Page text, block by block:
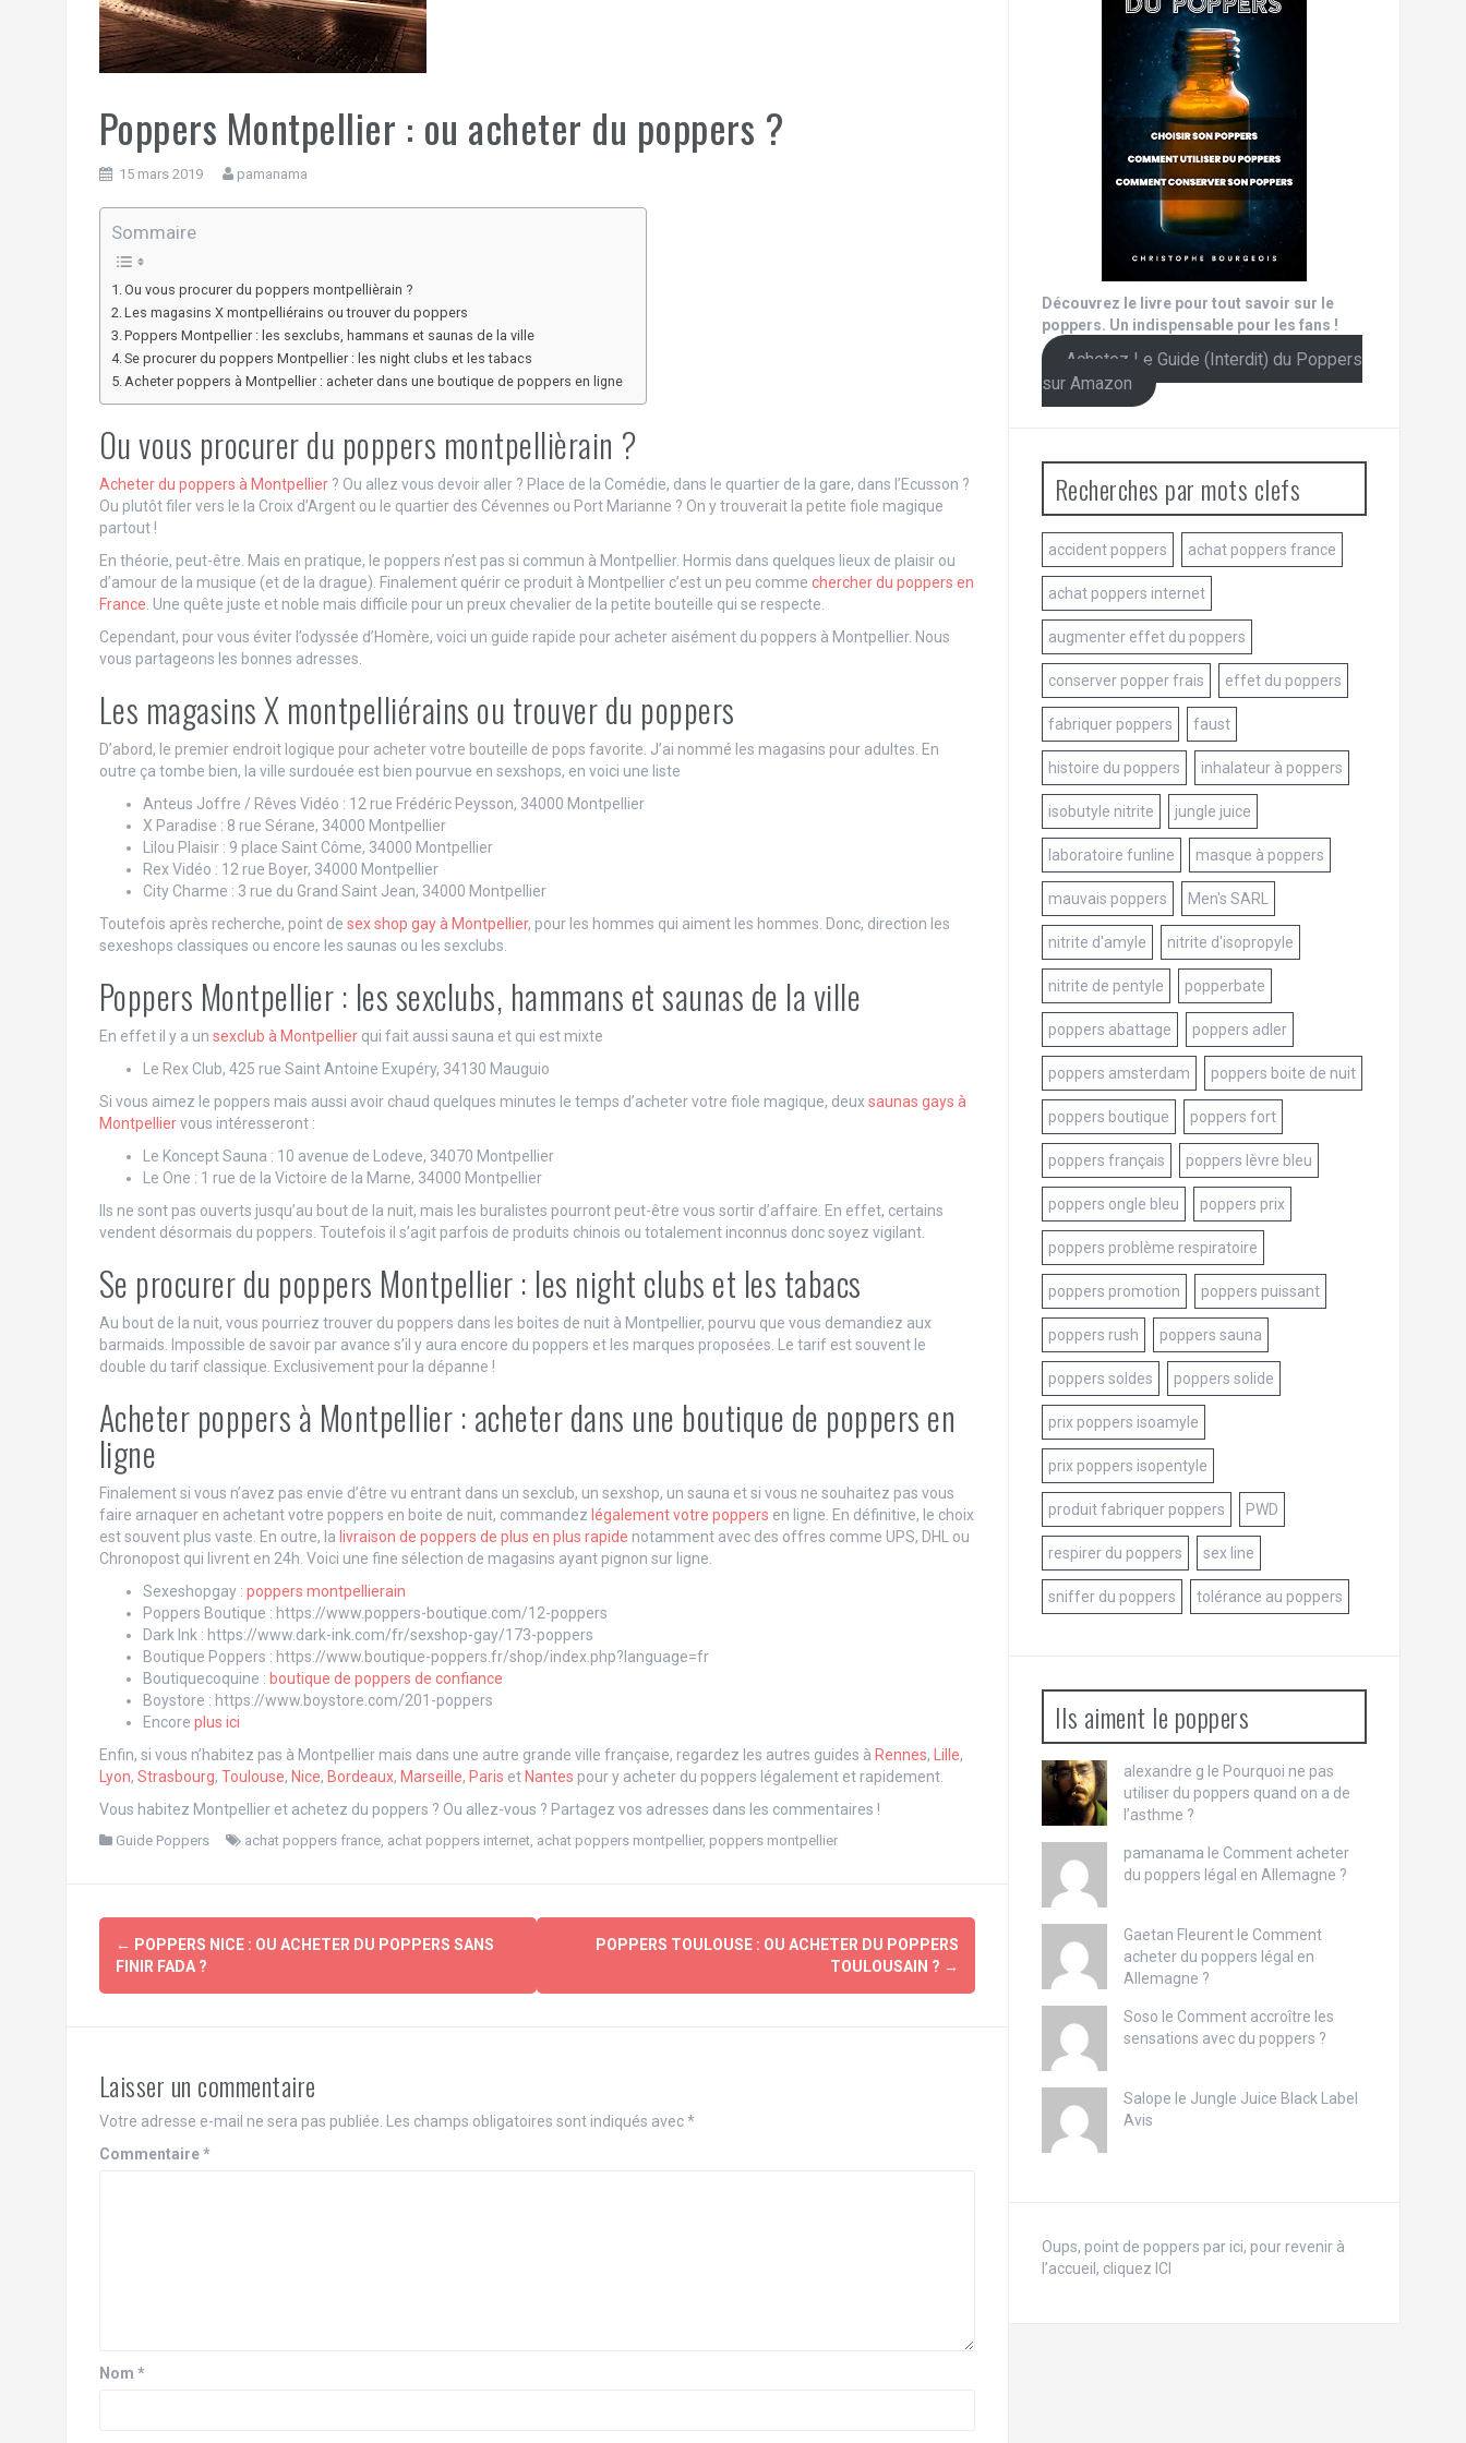
Poppers Montpellier : ou acheter du poppers ?
15 mars 2019 pamanama
Sommaire
Ou vous procurer du poppers montpellièrain ?
Les magasins X montpelliérains ou trouver du poppers
Poppers Montpellier : les sexclubs, hammans et saunas de la ville
Se procurer du poppers Montpellier : les night clubs et les tabacs
Acheter poppers à Montpellier : acheter dans une boutique de poppers en ligne
Ou vous procurer du poppers montpellièrain ?
Acheter du poppers à Montpellier? Ou allez vous devoir aller ? Place de la Comédie, dans le quartier de la gare, dans l’Ecusson ?
Ou plutôt filer vers le la Croix d’Argent ou le quartier des Cévennes ou Port Marianne ? On y trouverait la petite fiole magique
partout !
En théorie, peut-être. Mais en pratique, le poppers n’est pas si commun à Montpellier. Hormis dans quelques lieux de plaisir ou
d’amour de la musique (et de la drague). Finalement quérir ce produit à Montpellier c’est un peu comme chercher du poppers en
France . Une quête juste et noble mais difficile pour un preux chevalier de la petite bouteille qui se respecte.
Cependant, pour vous éviter l’odyssée d’Homère, voici un guide rapide pour acheter aisément du poppers à Montpellier. Nous
vous partageons les bonnes adresses.
Les magasins X montpelliérains ou trouver du poppers
D’abord, le premier endroit logique pour acheter votre bouteille de pops favorite. J’ai nommé les magasins pour adultes. En
outre ça tombe bien, la ville surdouée est bien pourvue en sexshops, en voici une liste
Anteus Joffre / Rêves Vidéo : 12 rue Frédéric Peysson, 34000 Montpellier
X Paradise : 8 rue Sérane, 34000 Montpellier
Lilou Plaisir : 9 place Saint Côme, 34000 Montpellier
Rex Vidéo : 12 rue Boyer, 34000 Montpellier
City Charme : 3 rue du Grand Saint Jean, 34000 Montpellier
Toutefois après recherche, point de sex shop gay à Montpellier, pour les hommes qui aiment les hommes. Donc, direction les
sexeshops classiques ou encore les saunas ou les sexclubs.
Poppers Montpellier : les sexclubs, hammans et saunas de la ville
En effet il y a un sexclub à Montpellierqui fait aussi sauna et qui est mixte
Le Rex Club, 425 rue Saint Antoine Exupéry, 34130 Mauguio
Si vous aimez le poppers mais aussi avoir chaud quelques minutes le temps d’acheter votre fiole magique, deuxsaunas gays à
Montpelliervous intéresseront :
Le Koncept Sauna : 10 avenue de Lodeve, 34070 Montpellier
Le One : 1 rue de la Victoire de la Marne, 34000 Montpellier
Ils ne sont pas ouverts jusqu’au bout de la nuit, mais les buralistes pourront peut-être vous sortir d’affaire. En effet, certains
vendent désormais du poppers. Toutefois il s’agit parfois de produits chinois ou totalement inconnus donc soyez vigilant.
Se procurer du poppers Montpellier : les night clubs et les tabacs
Au bout de la nuit, vous pourriez trouver du poppers dans les boites de nuit à Montpellier, pourvu que vous demandiez aux
barmaids. Impossible de savoir par avance s’il y aura encore du poppers et les marques proposées. Le tarif est souvent le
double du tarif classique. Exclusivement pour la dépanne !
Acheter poppers à Montpellier : acheter dans une boutique de poppers en
ligne
Finalement si vous n’avez pas envie d’être vu entrant dans un sexclub, un sexshop, un sauna et si vous ne souhaitez pas vous
faire arnaquer en achetant votre poppers en boite de nuit, commandez légalement votre poppers en ligne. En définitive, le choix
est souvent plus vaste. En outre, la livraison de poppers de plus en plus rapide notamment avec des offres comme UPS, DHL ou
Chronopost qui livrent en 24h. Voici une fine sélection de magasins ayant pignon sur ligne.
Sexeshopgay : poppers montpellierain
Poppers Boutique : https://www.poppers-boutique.com/12-poppers
Dark Ink : https://www.dark-ink.com/fr/sexshop-gay/173-poppers
Boutique Poppers : https://www.boutique-poppers.fr/shop/index.php?language=fr
Boutiquecoquine : boutique de poppers de confiance
Boystore : https://www.boystore.com/201-poppers
Encore plus ici
Enfin, si vous n’habitez pas à Montpellier mais dans une autre grande ville française, regardez les autres guides à Rennes, Lille,
Lyon, Strasbourg, Toulouse, Nice, Bordeaux, Marseille, Paris et Nantes pour y acheter du poppers légalement et rapidement.
Vous habitez Montpellier et achetez du poppers ? Ou allez-vous ? Partagez vos adresses dans les commentaires !
Guide Poppers achat poppers france, achat poppers internet, achat poppers montpellier, poppers montpellier
Navigation
d'article
← POPPERS NICE : OU ACHETER DU POPPERS SANS
FINIR FADA ?
POPPERS TOULOUSE : OU ACHETER DU POPPERS
TOULOUSAIN ? →
Laisser un commentaire
Votre adresse e-mail ne sera pas publiée. Les champs obligatoires sont indiqués avec*
Commentaire*
Nom *
Découvrez le livre pour tout savoir sur le
poppers. Un indispensable pour les fans !
Achetez Le Guide (Interdit) du Poppers
sur Amazon
Recherches par mots clefs
accident poppers achat poppers france
achat poppers internet
augmenter effet du poppers
conserver popper frais effet du poppers
fabriquer poppers faust
histoire du poppers inhalateur à poppers
isobutyle nitrite jungle juice
laboratoire funline masque à poppers
mauvais poppers Men's SARL
nitrite d'amyle nitrite d'isopropyle
nitrite de pentyle popperbate
poppers abattage poppers adler
poppers amsterdam poppers boite de nuit
poppers boutique poppers fort
poppers français poppers lèvre bleu
poppers ongle bleu poppers prix
poppers problème respiratoire
poppers promotion poppers puissant
poppers rush poppers sauna
poppers soldes poppers solide
prix poppers isoamyle
prix poppers isopentyle
produit fabriquer poppers PWD
respirer du poppers sex line
sniffer du poppers tolérance au poppers
Ils aiment le poppers
alexandre g le Pourquoi ne pas
utiliser du poppers quand on a de
l’asthme ?
pamanama le Comment acheter
du poppers légal en Allemagne ?
Gaetan Fleurent le Comment
acheter du poppers légal en
Allemagne ?
Soso le Comment accroître les
sensations avec du poppers ?
Salope le Jungle Juice Black Label
Avis
Oups, point de poppers par ici, pour revenir à
l’accueil, cliquez ICI